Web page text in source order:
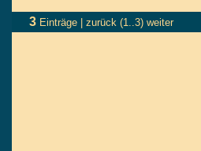
3 Einträge | zurück (1..3) weiter